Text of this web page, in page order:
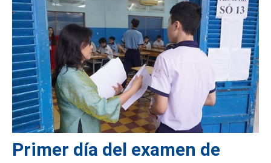
Primer día del examen de